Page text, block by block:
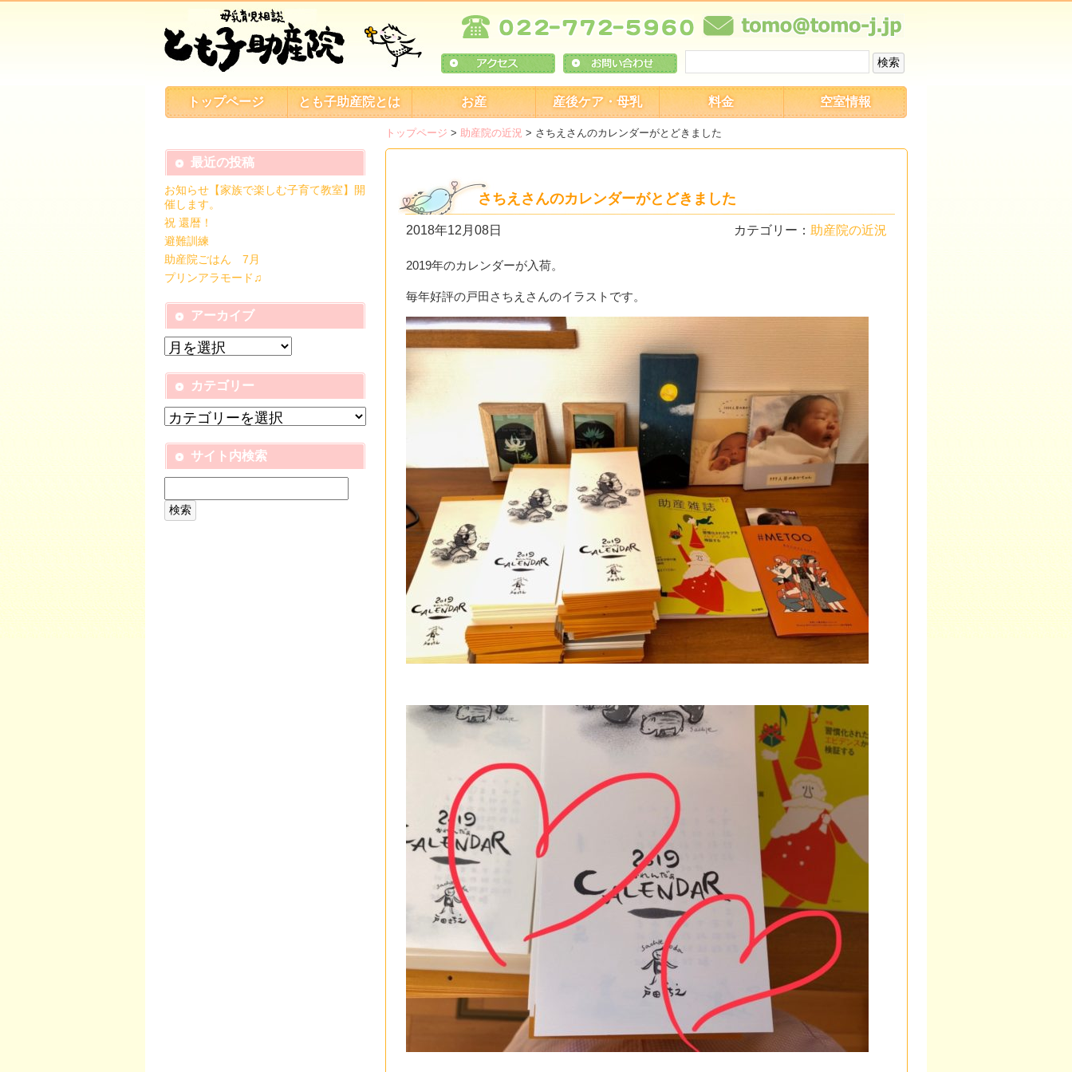
トップページ とも子助産院とは お産 産後ケア・母乳 料金 空室情報
トップページ > 助産院の近況 > さちえさんのカレンダーがとどきました
さちえさんのカレンダーがとどきました
2018年12月08日 カテゴリー： 助産院の近況
2019年のカレンダーが入荷。
毎年好評の戸田さちえさんのイラストです。
最近の投稿
お知らせ【家族で楽しむ子育て教室】開
催します。
祝 還暦！
避難訓練
助産院ごはん 7月
プリンアラモード♫
アーカイブ
カテゴリー
サイト内検索